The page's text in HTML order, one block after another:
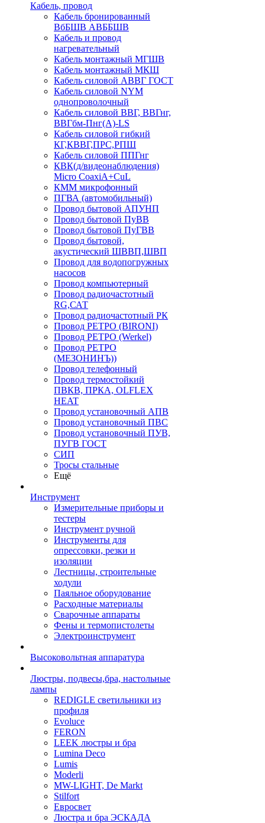
Кабель, провод
Кабель бронированный
ВбБШВ АВББШВ
Кабель и провод
нагревательный
Кабель монтажный МГШВ
Кабель монтажный МКШ
Кабель силовой АВВГ ГОСТ
Кабель силовой NYM
однопроволочный
Кабель силовой ВВГ, ВВГнг,
ВВГбм-Пнг(А)-LS
Кабель силовой гибкий
КГ,КВВГ,ПРС,РПШ
Кабель силовой ППГнг
КВК(д/видеонаблюдения)
Micro CoaxiA+CuL
КММ микрофонный
ПГВА (автомобильный)
Провод бытовой АПУНП
Провод бытовой ПуВВ
Провод бытовой ПуГВВ
Провод бытовой,
акустический ШВВП,ШВП
Провод для водопогружных
насосов
Провод компьютерный
Провод радиочастотный
RG,САТ
Провод радиочастотный РК
Провод РЕТРО (BIRONI)
Провод РЕТРО (Werkel)
Провод РЕТРО
(МЕЗОНИНЪ))
Провод телефонный
Провод термостойкий
ПВКВ, ПРКА, OLFLEX
HEAT
Провод установочный АПВ
Провод установочный ПВС
Провод установочный ПУВ,
ПУГВ ГОСТ
СИП
Тросы стальные
Ещё
Инструмент
Измерительные приборы и
тестеры
Инструмент ручной
Инструменты для
опрессовки, резки и
изоляции
Лестницы, строительные
ходули
Паяльное оборудование
Расходные материалы
Сварочные аппараты
Фены и термопистолеты
Электроинструмент
Высоковольтная аппаратура
Люстры, подвесы,бра, настольные
лампы
REDIGLE светильники из
профиля
Evoluce
FERON
LEEK люстры и бра
Lumina Deco
Lumis
Moderli
MW-LIGHT, De Markt
Stilfort
Евросвет
Люстра и бра ЭСКАДА